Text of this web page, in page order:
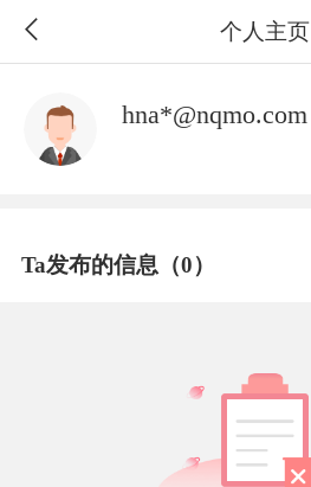
hna*@nqmo.com
Ta发布的信息（0）
个人主页